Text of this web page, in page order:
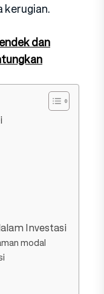
kerugian.
dan
Investasi
modal